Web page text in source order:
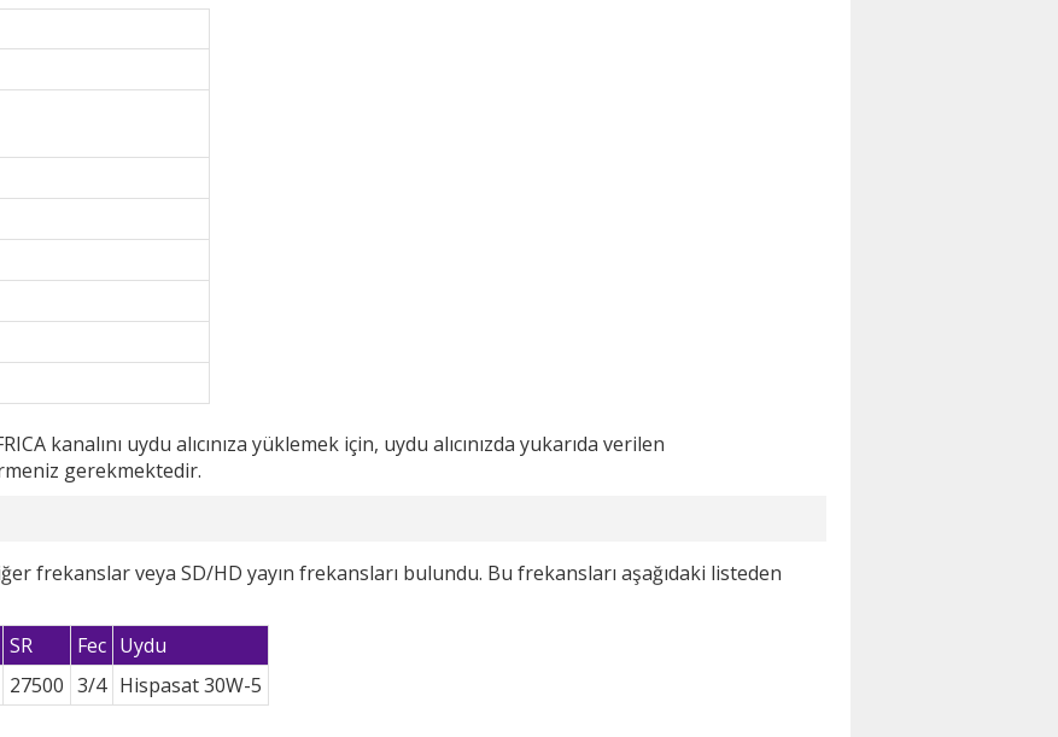
kanalını uydu alıcınıza yüklemek için, uydu alıcınızda yukarıda verilen
gerekmektedir.
diğer frekanslar veya SD/HD yayın frekansları bulundu. Bu frekansları aşağıdaki listeden
SR Fec Uydu
27500 3/4 Hispasat 30W-5